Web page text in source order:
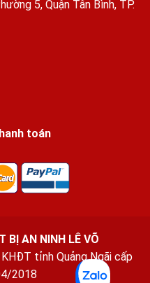
5, Quận Tân Bình, TP.
toán
BỊ AN NINH LÊ VÕ
tỉnh Quảng Ngãi cấp
2018